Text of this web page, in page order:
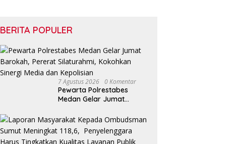
BERITA POPULER
7 Agustus 2026 0 Komentar
Pewarta Polrestabes
Medan Gelar Jumat
Silaturahmi, Kokohkan
Sinergi Media dan
Kepolisian